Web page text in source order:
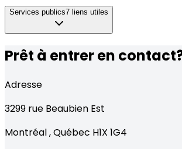
Services publics7 liens utiles
Prêt à entrer en
Adresse
3299 rue Beaubien Est
Montréal,Québec H1X 1G4